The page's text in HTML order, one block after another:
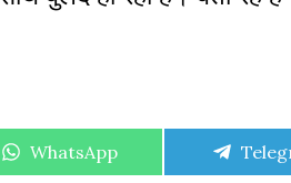
Share
WhatsApp
Share